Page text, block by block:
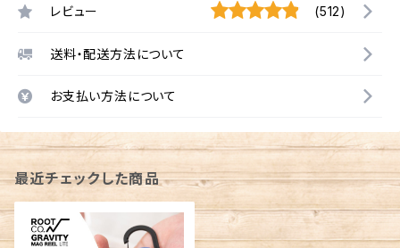
レビュー (512)
送料・配送方法について
お支払い方法について
最近チェックした商品